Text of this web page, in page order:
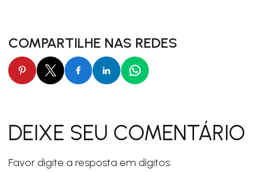
COMPARTILHE NAS REDES
DEIXE SEU COMENTÁRIO
Favor digite a resposta em dígitos: